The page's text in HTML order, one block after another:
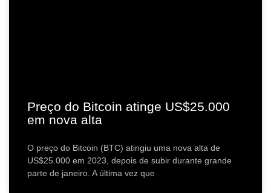
Preço do Bitcoin atinge US$25.000
em nova alta
O preço do Bitcoin (BTC) atingiu uma nova alta de
US$25.000 em 2023, depois de subir durante grande
parte de janeiro. A última vez que